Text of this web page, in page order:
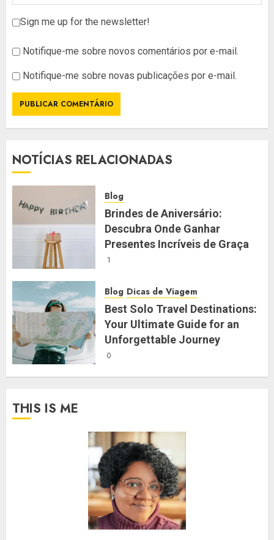
Sign me up for the newsletter!
Notifique-me sobre novos comentários por e-mail.
Notifique-me sobre novas publicações por e-mail.
NOTÍCIAS RELACIONADAS
Blog
Brindes de Aniversário:
Descubra Onde Ganhar
Presentes Incríveis de Graça
1
Blog Dicas de Viagem
Best Solo Travel Destinations:
Your Ultimate Guide for an
Unforgettable Journey
0
THIS IS ME